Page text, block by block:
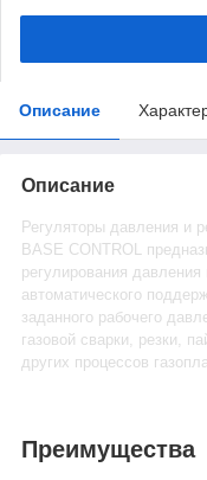
Описание
Описание
Регуляторы давления и
BASE CONTROL
регулирования
автоматического
заданного рабочего
газовой сварки, резки,
других процессов
Преимущества